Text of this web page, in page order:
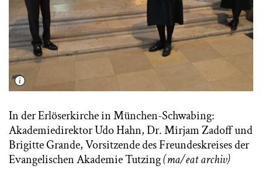
In der Erlöserkirche in München-Schwabing:
Akademiedirektor Udo Hahn, Dr. Mirjam Zadoff und
Brigitte Grande, Vorsitzende des Freundeskreises der
Evangelischen Akademie Tutzing(ma/eat archiv)